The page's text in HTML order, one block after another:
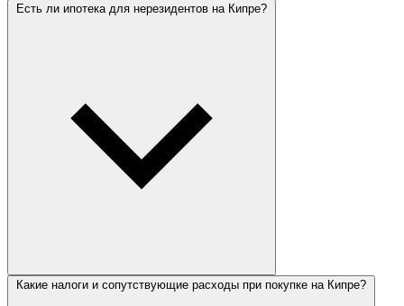
Есть ли ипотека для нерезидентов на Кипре?
Какие налоги и сопутствующие расходы при покупке на Кипре?